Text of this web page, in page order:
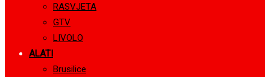
RASVJETA
GTV
LIVOLO
ALATI
Brusilice